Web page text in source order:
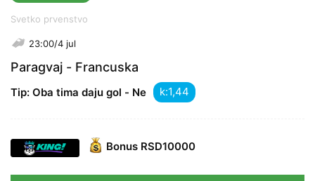
Svetko prvenstvo
23:00/4 jul
Paragvaj - Francuska
Tip: Oba tima daju gol - Ne k:
Bonus RSD10000